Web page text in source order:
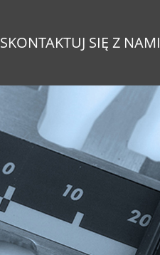
SKONTAKTUJ SIĘ Z NAMI